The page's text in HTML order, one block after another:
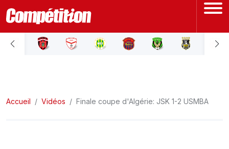
ACCUEIL
LIGUE 2
Accueil Vidéos Finale coupe d'Algérie: JSK 1-2 USMBA